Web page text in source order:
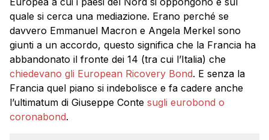
quale si cerca una mediazione. Erano perché se
davvero Emmanuel Macron e Angela Merkel sono
giunti a un accordo, questo significa che la Francia ha
abbandonato il fronte dei 14 (tra cui l’Italia) che
chiedevano gli European Ricovery Bond. E senza la
Francia quel piano si indebolisce e fa cadere anche
l’ultimatum di Giuseppe Conte sugli eurobond o
coronabond.